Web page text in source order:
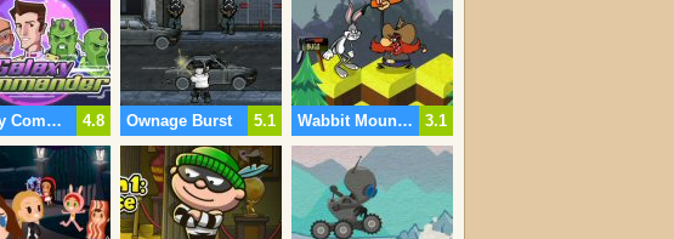
4.8
Galaxy Commandant 5.1
Ownage Burst 3.1
Wabbit Mountain Madness